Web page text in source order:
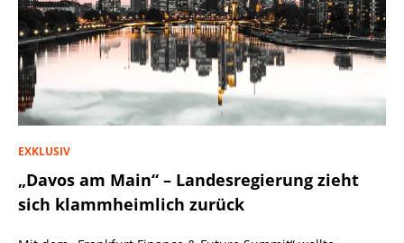
EXKLUSIV
„Davos am Main“ – Landesregierung zieht
sich klammheimlich zurück